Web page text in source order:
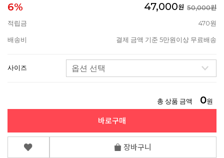
6% 47,000원 50,000원
적립금
470원
배송비 결제 금액 기준 5만원이상 무료배송
사이즈
총 상품 금액 0원
바로구매
장바구니